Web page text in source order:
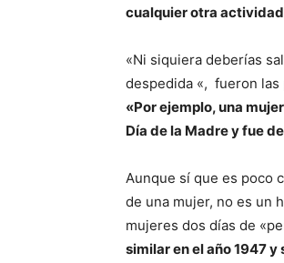
cualquier otra
«Ni siquiera deberías
despedida «, fueron las
«Por ejemplo, una
Día de la Madre y fue
Aunque sí que es poco
de una mujer, no es un
mujeres dos días de
similar en el año 1947